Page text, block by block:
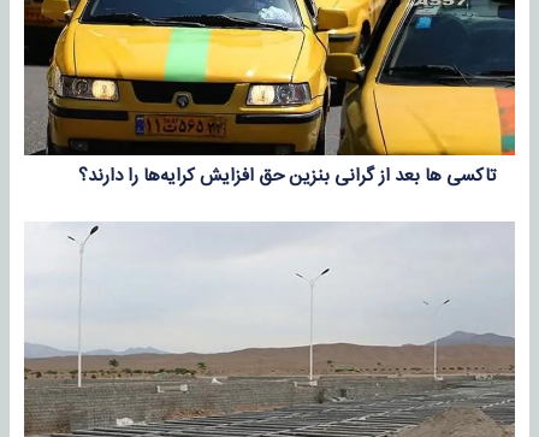
تاکسی ها بعد از گرانی بنزین حق افزایش کرایه‌ها را دارند؟